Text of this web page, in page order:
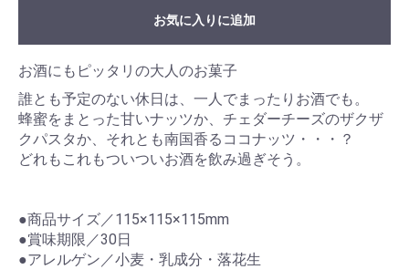
お気に入りに追加
お酒にもピッタリの大人のお菓子
誰とも予定のない休日は、一人でまったりお酒でも。
蜂蜜をまとった甘いナッツか、チェダーチーズのザクザ
クパスタか、それとも南国香るココナッツ・・・？
どれもこれもついついお酒を飲み過ぎそう。
●商品サイズ／115×115×115mm
●賞味期限／30日
●アレルゲン／小麦・乳成分・落花生